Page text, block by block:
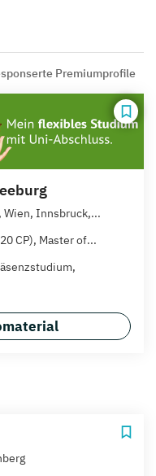
Premiumprofile
Wien, Innsbruck,...
CP), Master of...